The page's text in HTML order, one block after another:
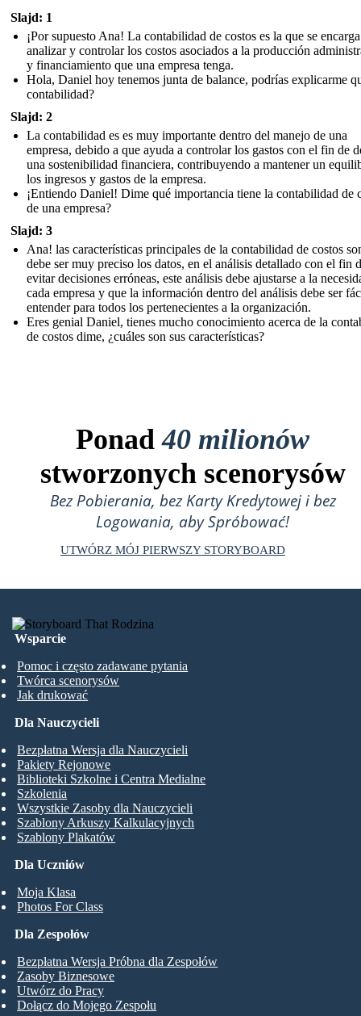
Slajd: 1
¡Por supuesto Ana! La contabilidad de costos es la que se
analizar y controlar los costos asociados a la producción
y financiamiento que una empresa tenga.
Hola, Daniel hoy tenemos junta de balance, podrías explicarme
contabilidad?
Slajd: 2
La contabilidad es es muy importante dentro del manejo de una
empresa, debido a que ayuda a controlar los gastos con el fin de
una sostenibilidad financiera, contribuyendo a mantener un
los ingresos y gastos de la empresa.
¡Entiendo Daniel! Dime qué importancia tiene la contabilidad de
de una empresa?
Slajd: 3
Ana! las características principales de la contabilidad de costos
debe ser muy preciso los datos, en el análisis detallado con el fin
evitar decisiones erróneas, este análisis debe ajustarse a la
cada empresa y que la información dentro del análisis debe ser
entender para todos los pertenecientes a la organización.
Eres genial Daniel, tienes mucho conocimiento acerca de la
de costos dime, ¿cuáles son sus características?
Ponad40 milionów
stworzonych scenorysów
Bez Pobierania, bez Karty Kredytowej i bez
Logowania, aby Spróbować!
UTWÓRZ MÓJ PIERWSZY STORYBOARD
Wsparcie
Pomoc i często zadawane pytania
Twórca scenorysów
Jak drukować
Dla Uczniów
Moja Klasa
Photos For Class
Dla Nauczycieli
Bezpłatna Wersja dla Nauczycieli
Pakiety Rejonowe
Biblioteki Szkolne i Centra Medialne
Szkolenia
Wszystkie Zasoby dla Nauczycieli
Szablony Arkuszy Kalkulacyjnych
Szablony Plakatów
Dla Zespołów
Bezpłatna Wersja Próbna dla Zespołów
Zasoby Biznesowe
Utwórz do Pracy
Dołącz do Mojego Zespołu